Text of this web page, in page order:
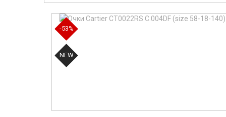
-53%
NEW